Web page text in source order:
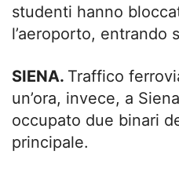
studenti hanno
l’aeroporto, entrando
SIENA. Traffico
un’ora, invece, a
occupato due binari
principale.